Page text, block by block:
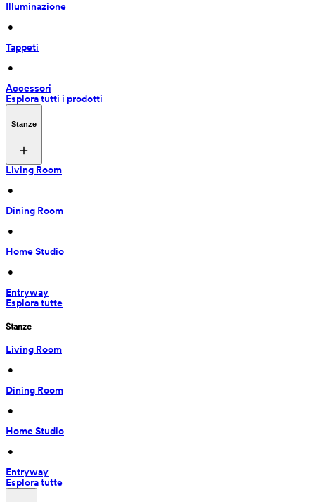
Illuminazione
•
Tappeti
•
Accessori
Esplora tutti i prodotti
Stanze
Living Room
•
Dining Room
•
Home Studio
•
Entryway
Esplora tutte
Stanze
Living Room
•
Dining Room
•
Home Studio
•
Entryway
Esplora tutte